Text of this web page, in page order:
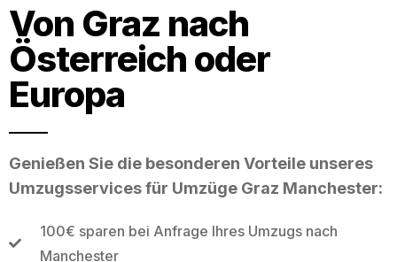
Von Graz nach
Österreich oder
Europa
Genießen Sie die besonderen Vorteile unseres
Umzugsservices für Umzüge Graz Manchester:
100€ sparen bei Anfrage Ihres Umzugs nach
Manchester